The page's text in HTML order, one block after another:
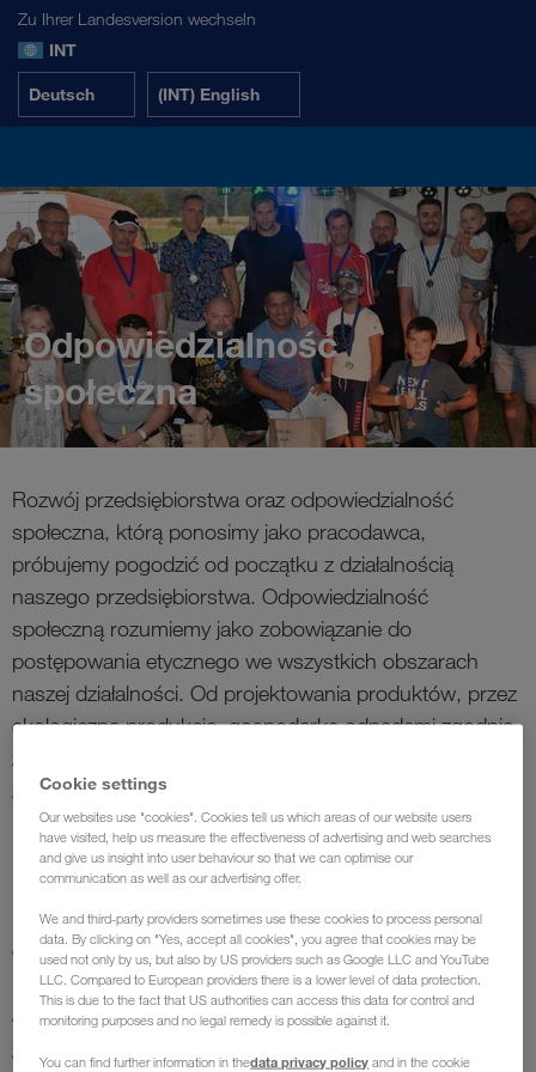
Zu Ihrer Landesversion wechseln
INT
Deutsch (INT) English
Odpowiedzialność
społeczna
Rozwój przedsiębiorstwa oraz odpowiedzialność
społeczna, którą ponosimy jako pracodawca,
próbujemy pogodzić od początku z działalnością
naszego przedsiębiorstwa. Odpowiedzialność
społeczną rozumiemy jako zobowiązanie do
postępowania etycznego we wszystkich obszarach
naszej działalności. Od projektowania produktów, przez
ekologiczną produkcję, gospodarkę odpadami zgodnie
z przepisami o ochronie środowiska, komfortowe i
zdrowe środowisko pracy dla naszych pracowników,
po socjalne zaangażowanie.
Zrównoważony rozwój
Dążymy do odpowiedzialnego i racjonalnego
wykorzystywania potencjału środowiska oraz dostępnych
zasobów energetycznych. Dzięki rozwojowi efektywnych
Cookie settings
Our websites use "cookies". Cookies tell us which areas of our website users
have visited, help us measure the effectiveness of advertising and web searches
and give us insight into user behaviour so that we can optimise our
communication as well as our advertising offer.
We and third-party providers sometimes use these cookies to process personal
data. By clicking on "Yes, accept all cookies", you agree that cookies may be
used not only by us, but also by US providers such as Google LLC and YouTube
LLC. Compared to European providers there is a lower level of data protection.
This is due to the fact that US authorities can access this data for control and
monitoring purposes and no legal remedy is possible against it.
You can find further information in thedata privacy policy and in the cookie